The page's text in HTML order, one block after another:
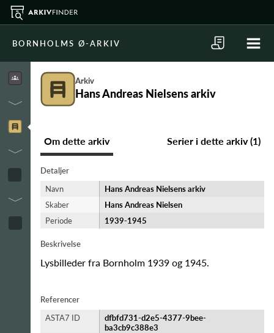
BORNHOLMS Ø-ARKIV
Arkiv
Hans Andreas Nielsens arkiv
Om dette arkiv Serier i dette arkiv (1)
Detaljer
Navn
Hans Andreas Nielsens arkiv
Skaber
Hans Andreas Nielsen
Periode
1939-​1945
Beskrivelse
Lysbilleder fra Bornholm 1939 og 1945.
Referencer
ASTA7 ID
dfbfd731-d2e5-4377-9bee-
ba3cb9c388e3